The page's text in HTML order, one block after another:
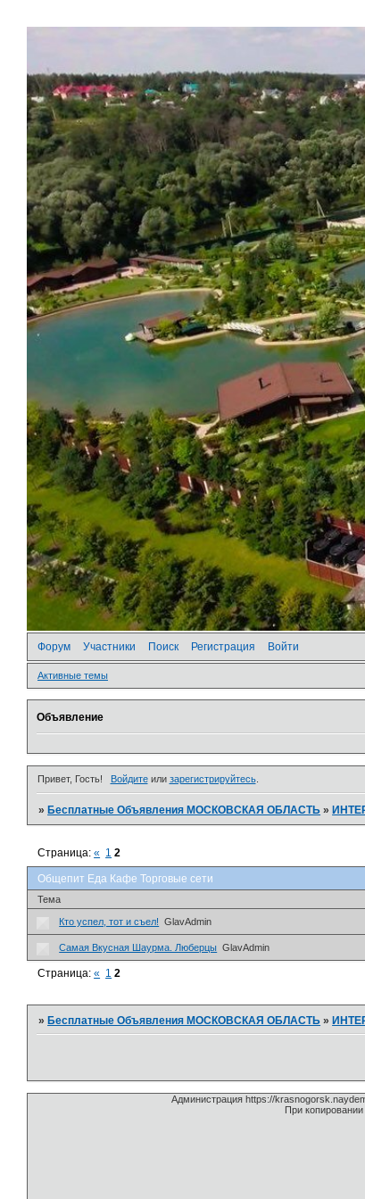
Форум Участники Поиск Регистрация Войти
Активные темы
Объявление
Привет, Гость! Войдитеили зарегистрируйтесь.
»Бесплатные Объявления МОСКОВСКАЯ ОБЛАСТЬ »
Общепит Еда Кафе Торговые сети
Страница:« 1 2
Тема
Кто успел, тот и съел! GlavAdmin
Самая Вкусная Шаурма. Люберцы GlavAdmin
Страница:« 1 2
»Бесплатные Объявления МОСКОВСКАЯ ОБЛАСТЬ »
Администрация https://
При